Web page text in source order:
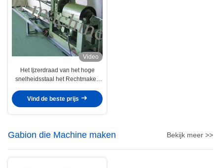
Video
Het Ijzerdraad van het hoge
snelheidsstaal het Rechtmaken
Vind de beste prijs
Gabion die Machine maken Bekijk meer >>